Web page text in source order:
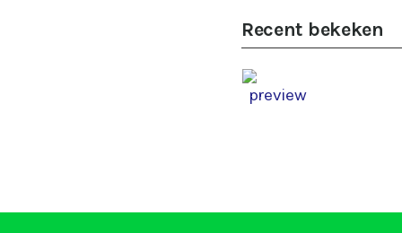
Recent bekeken